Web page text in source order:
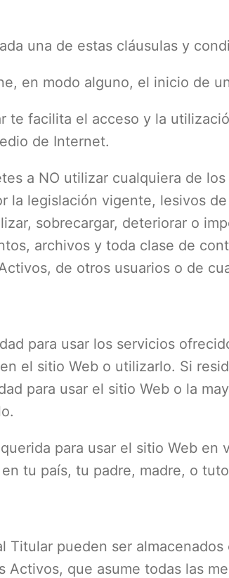
una de estas cláusulas y
en modo alguno, el inicio de
te facilita el acceso y la
de Internet.
a NO utilizar cualquiera de
la legislación vigente, lesivos
sobrecargar, deteriorar o
archivos y toda clase de
de otros usuarios o de
para usar los servicios
el sitio Web o utilizarlo. Si
para usar el sitio Web o la
para usar el sitio Web
tu país, tu padre, madre, o
Titular pueden ser
Activos, que asume todas las